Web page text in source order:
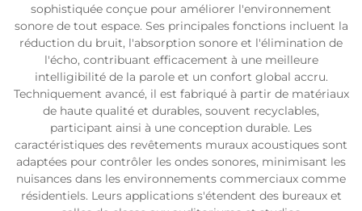
sophistiquée conçue pour améliorer l'environnement
sonore de tout espace. Ses principales fonctions incluent la
réduction du bruit, l'absorption sonore et l'élimination de
l'écho, contribuant efficacement à une meilleure
intelligibilité de la parole et un confort global accru.
Techniquement avancé, il est fabriqué à partir de matériaux
de haute qualité et durables, souvent recyclables,
participant ainsi à une conception durable. Les
caractéristiques des revêtements muraux acoustiques sont
adaptées pour contrôler les ondes sonores, minimisant les
nuisances dans les environnements commerciaux comme
résidentiels. Leurs applications s'étendent des bureaux et